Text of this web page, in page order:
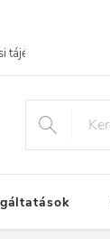
tájékoztató